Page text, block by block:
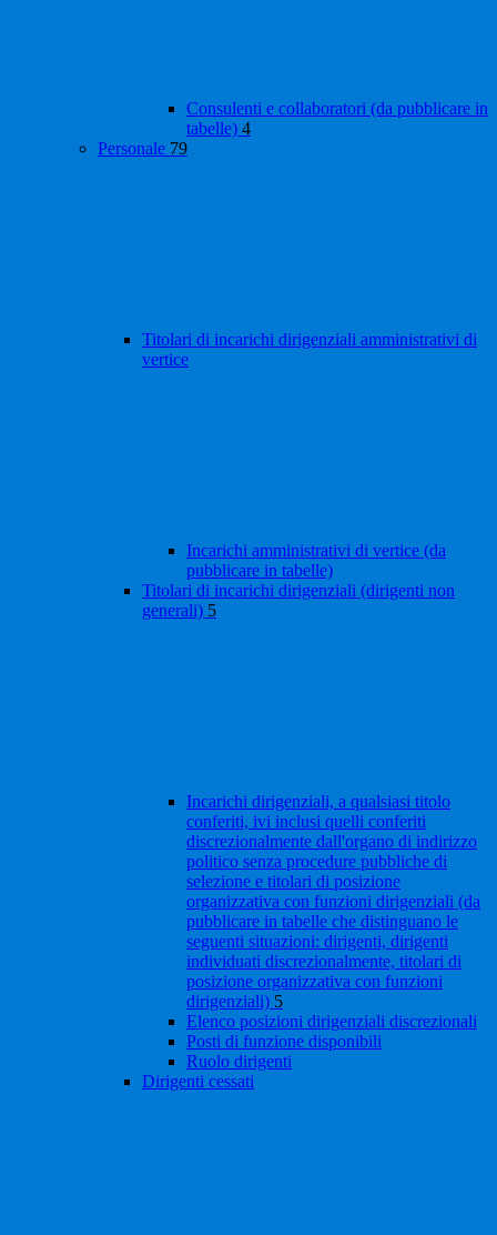
Consulenti e collaboratori (da pubblicare in
tabelle) 4
Personale 79
Titolari di incarichi dirigenziali amministrativi di
vertice
Incarichi amministrativi di vertice (da
pubblicare in tabelle)
Titolari di incarichi dirigenziali (dirigenti non
generali) 5
Incarichi dirigenziali, a qualsiasi titolo
conferiti, ivi inclusi quelli conferiti
discrezionalmente dall'organo di indirizzo
politico senza procedure pubbliche di
selezione e titolari di posizione
organizzativa con funzioni dirigenziali (da
pubblicare in tabelle che distinguano le
seguenti situazioni: dirigenti, dirigenti
individuati discrezionalmente, titolari di
posizione organizzativa con funzioni
dirigenziali) 5
Elenco posizioni dirigenziali discrezionali
Posti di funzione disponibili
Ruolo dirigenti
Dirigenti cessati